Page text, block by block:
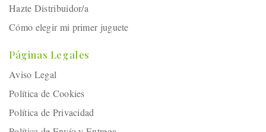
Hazte Distribuidor/a
Cómo elegir mi primer juguete
Páginas Legales
Aviso Legal
Política de Cookies
Política de Privacidad